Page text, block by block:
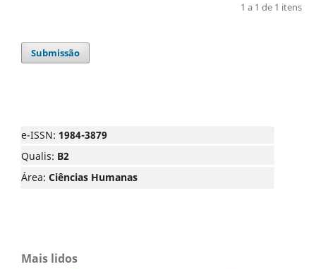
1 a 1 de 1 itens
Submissão
e-ISSN: 1984-3879
Qualis: B2
Área: Ciências Humanas
Mais lidos